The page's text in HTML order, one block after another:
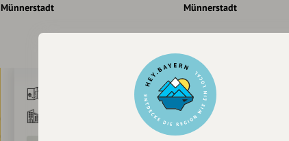
Münnerstadt Münnerstadt
Registriere
um dir
zu merken